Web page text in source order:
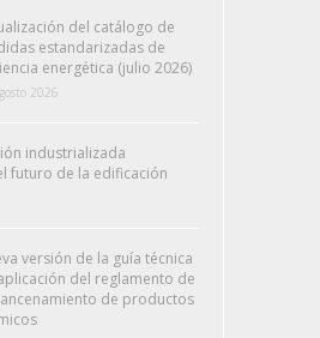
del catálogo de
estandarizadas de
energética (julio 2026)
2026
industrializada
futuro de la edificación
versión de la guía técnica
del reglamento de
de productos